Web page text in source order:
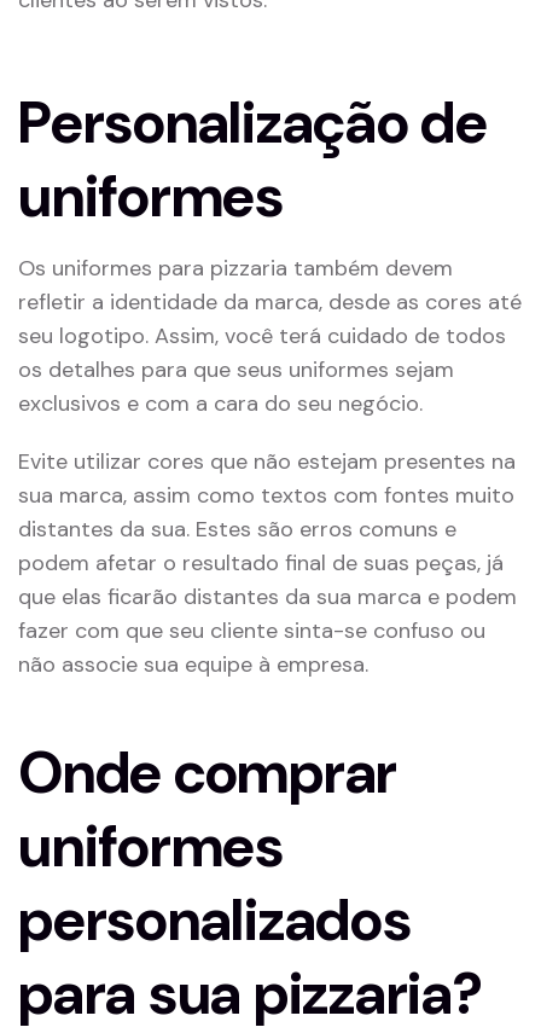
Personalização de
uniformes
Os uniformes para pizzaria também devem
refletir a identidade da marca, desde as cores até
seu logotipo. Assim, você terá cuidado de todos
os detalhes para que seus uniformes sejam
exclusivos e com a cara do seu negócio.
Evite utilizar cores que não estejam presentes na
sua marca, assim como textos com fontes muito
distantes da sua. Estes são erros comuns e
podem afetar o resultado final de suas peças, já
que elas ficarão distantes da sua marca e podem
fazer com que seu cliente sinta-se confuso ou
não associe sua equipe à empresa.
Onde comprar
uniformes
personalizados
para sua pizzaria?